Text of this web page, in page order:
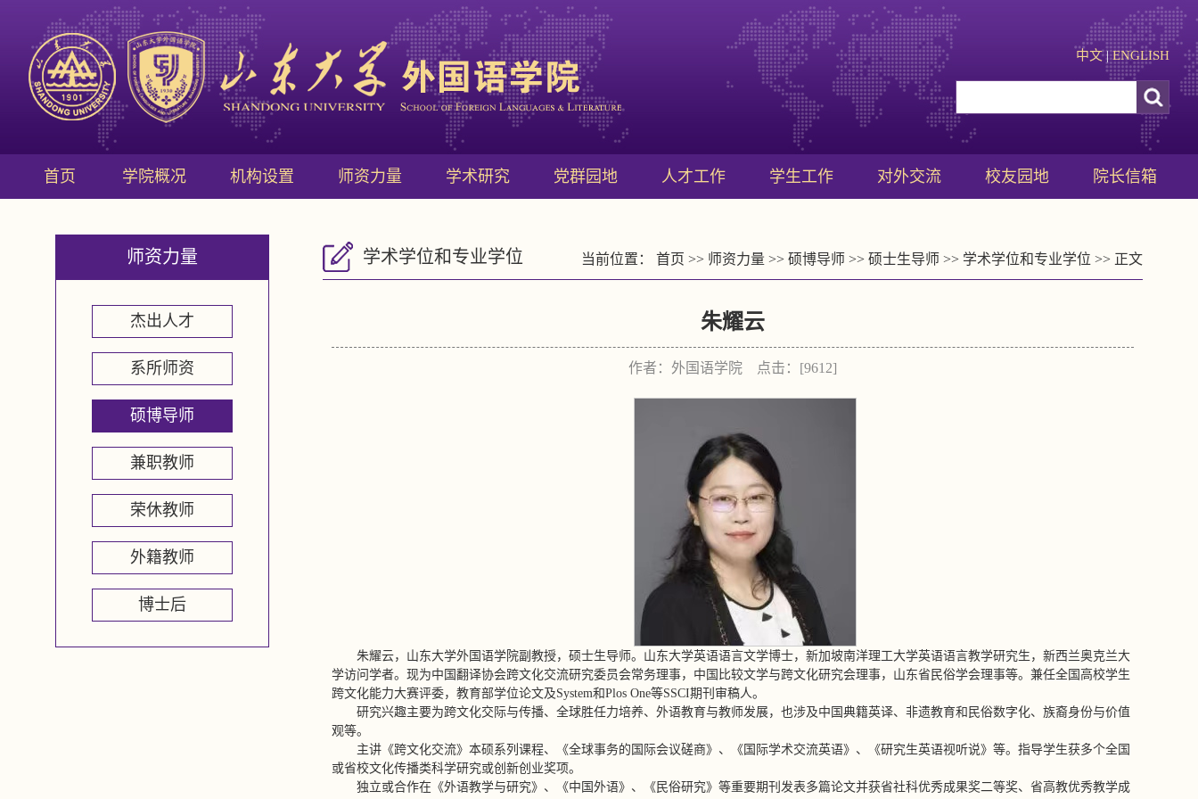
中文|ENGLISH
首页 学院概况 机构设置 师资力量 学术研究 党群园地 人才工作 学生工作 对外交流 校友园地 院长信箱
师资力量
杰出人才
系所师资
硕博导师
兼职教师
荣休教师
外籍教师
博士后
学术学位和专业学位 当前位置： 首页 >> 师资力量 >> 硕博导师 >> 硕士生导师 >> 学术学位和专业学位 >> 正文
朱耀云
作者：外国语学院 点击：[9612]
朱耀云，山东大学外国语学院副教授，硕士生导师。山东大学英语语言文学博士，新加坡南洋理工大学英语语言教学研究生，新西兰奥克兰大
学访问学者。现为中国翻译协会跨文化交流研究委员会常务理事，中国比较文学与跨文化研究会理事，山东省民俗学会理事等。兼任全国高校学生
跨文化能力大赛评委，教育部学位论文及System和Plos One等SSCI期刊审稿人。
研究兴趣主要为跨文化交际与传播、全球胜任力培养、外语教育与教师发展，也涉及中国典籍英译、非遗教育和民俗数字化、族裔身份与价值
观等。
主讲《跨文化交流》本硕系列课程、《全球事务的国际会议磋商》、《国际学术交流英语》、《研究生英语视听说》等。指导学生获多个全国
或省校文化传播类科学研究或创新创业奖项。
独立或合作在《外语教学与研究》、《中国外语》、《民俗研究》等重要期刊发表多篇论文并获省社科优秀成果奖二等奖、省高教优秀教学成